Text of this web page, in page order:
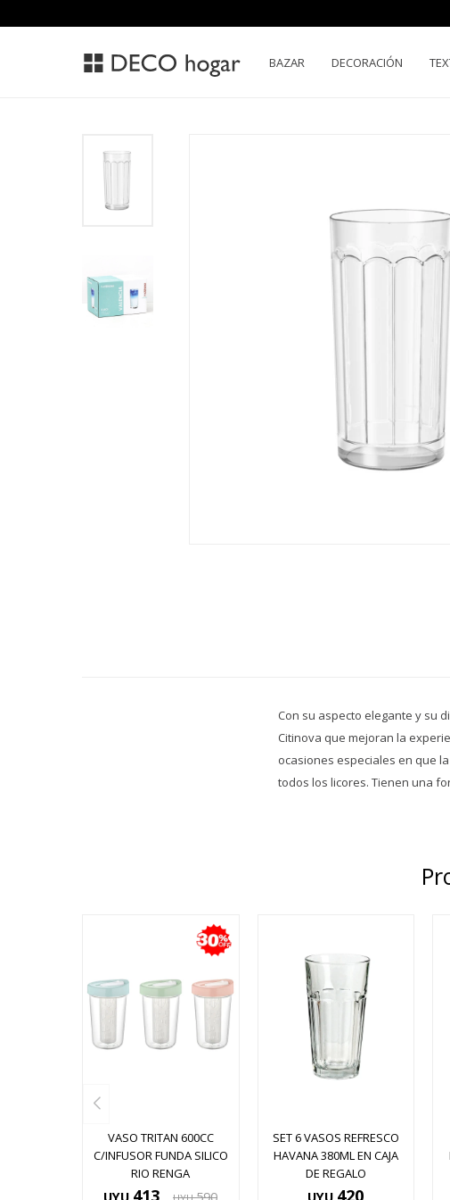
BAZAR DECORACIÓN
Con su aspecto elegante y su
Citinova que mejoran la
ocasiones especiales en que
todos los licores. Tienen una
VASO TRITAN 600CC
C/INFUSOR FUNDA SILICO
RIO RENGA
SET 6 VASOS REFRESCO
HAVANA 380ML EN CAJA
DE REGALO